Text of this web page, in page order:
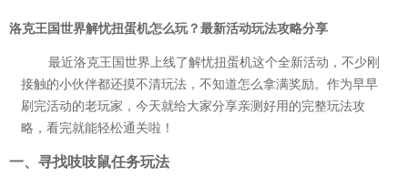
洛克王国世界解忧扭蛋机怎么玩？最新活动玩法攻略分享
最近洛克王国世界上线了解忧扭蛋机这个全新活动，不少刚
接触的小伙伴都还摸不清玩法，不知道怎么拿满奖励。作为早早
刷完活动的老玩家，今天就给大家分享亲测好用的完整玩法攻
略，看完就能轻松通关啦！
一、寻找吱吱鼠任务玩法